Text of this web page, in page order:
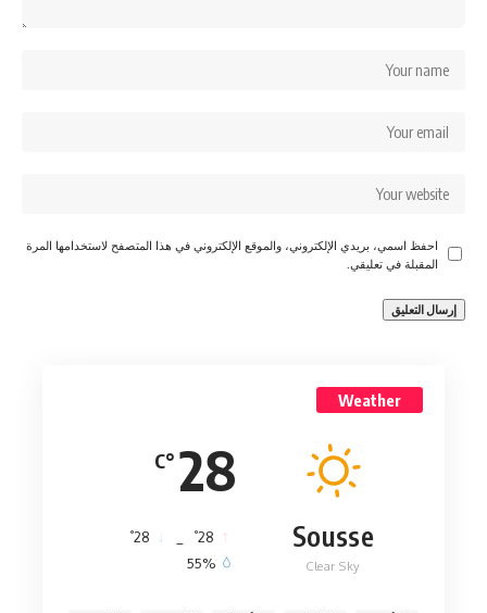
احفظ اسمي، بريدي الإلكتروني، والموقع الإلكتروني في هذا المتصفح لاستخدامها المرة
المقبلة في تعليقي.
Weather
28
°C
Sousse
Clear Sky
28
°
28
°
55%